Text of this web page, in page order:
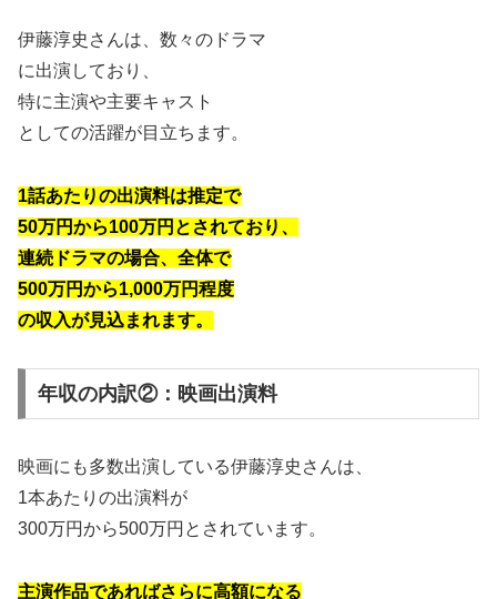
伊藤淳史さんは、数々のドラマ
に出演しており、
特に主演や主要キャスト
としての活躍が目立ちます。
1話あたりの出演料は推定で
50万円から100万円とされており、
連続ドラマの場合、全体で
500万円から1,000万円程度
の収入が見込まれます。
年収の内訳②：映画出演料
映画にも多数出演している伊藤淳史さんは、
1本あたりの出演料が
300万円から500万円とされています。
主演作品であればさらに高額になる